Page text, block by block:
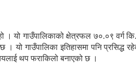
। यो गाउँपालिकाको क्षेत्रफल ७०.०९
गाउँपालिका इतिहासमा पनि प्रसिद्ध
थप फराकिलो बनाएको छ ।